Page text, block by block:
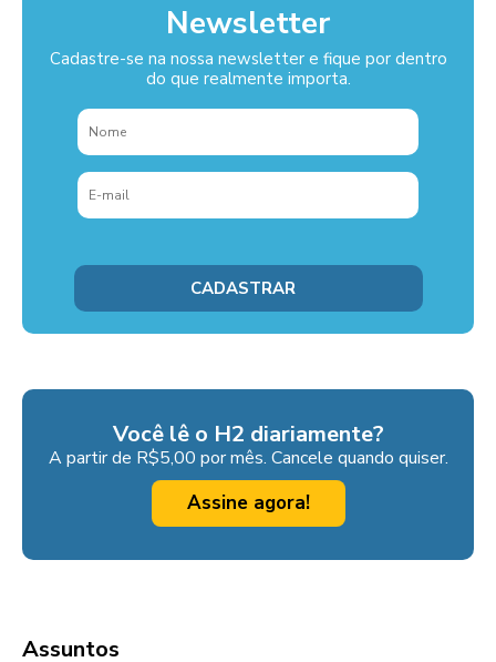
Newsletter
Cadastre-se na nossa newsletter e fique por dentro
do que realmente importa.
Você lê o H2 diariamente?
A partir de R$5,00 por mês. Cancele quando quiser.
Assine agora!
Assuntos